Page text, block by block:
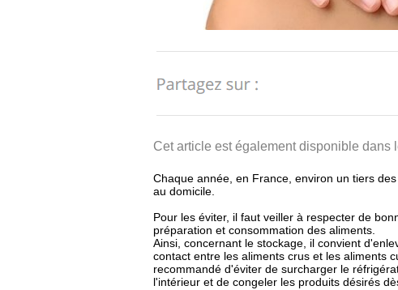
Cet article est également disponible dans
Chaque année, en France, environ un tiers
au domicile.
Pour les éviter, il faut veiller à respecter de
préparation et consommation des aliments.
Ainsi, concernant le stockage, il convient
contact entre les aliments crus et les aliments
recommandé d'éviter de surcharger le
l'intérieur et de congeler les produits désirés